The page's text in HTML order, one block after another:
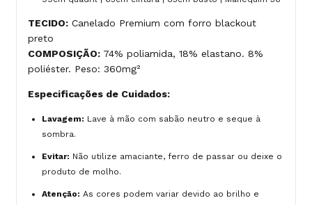
TECIDO: Canelado Premium com forro blackout
preto
COMPOSIÇÃO: 74% poliamida, 18% elastano. 8%
poliéster. Peso: 360mg²
Especificações de Cuidados:
Lavagem: Lave à mão com sabão neutro e seque à
sombra.
Evitar: Não utilize amaciante, ferro de passar ou deixe o
produto de molho.
Atenção: As cores podem variar devido ao brilho e